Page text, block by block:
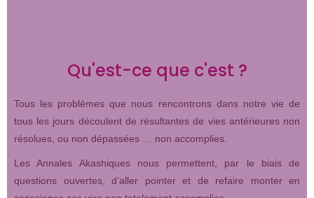
Qu'est-ce que c'est ?
Tous les problèmes que nous rencontrons dans notre vie de
tous les jours découlent de résultantes de vies antérieures non
résolues, ou non dépassées … non accomplies.
Les Annales Akashiques nous permettent, par le biais de
questions ouvertes, d’aller pointer et de refaire monter en